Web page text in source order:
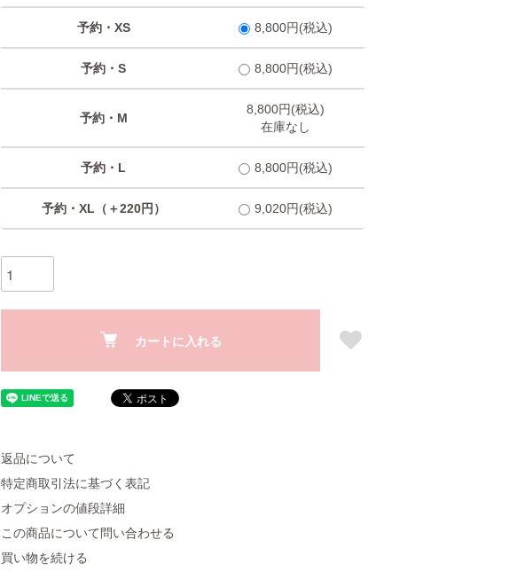
予約・XS 8,800円(税込)
予約・S 8,800円(税込)
予約・M
8,800円(税込)
在庫なし
予約・L 8,800円(税込)
予約・XL（＋220円） 9,020円(税込)
カートに入れる
返品について
特定商取引法に基づく表記
オプションの値段詳細
この商品について問い合わせる
買い物を続ける